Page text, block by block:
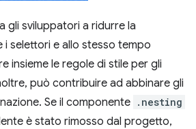
gli sviluppatori a ridurre la
i selettori e allo stesso tempo
insieme le regole di stile per gli
può contribuire ad abbinare gli
Se il componente .nesting
è stato rimosso dal progetto,